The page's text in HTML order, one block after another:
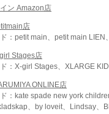
ン Amazon店
店
：petit main、petit main LIEN
Stages店
：X-girl Stages、XLARGE
ONLINE店
：kate spade new york
、by loveit、Lindsay、